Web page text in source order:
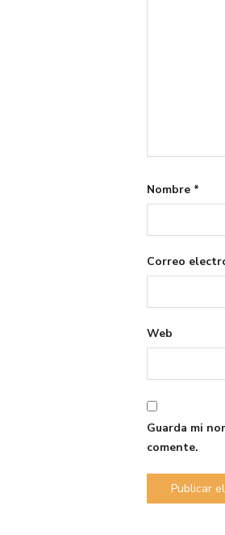
Nombre *
Correo
Web
Guarda mi
comente.